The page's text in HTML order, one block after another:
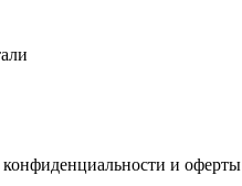
и оферты